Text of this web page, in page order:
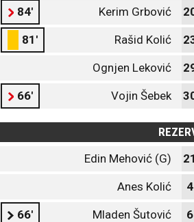
84' Kerim Grbović
81' Rašid Kolić
Ognjen Leković
66' Vojin Šebek
Edin Mehović (G)
21
Anes Kolić 4
66' Mladen Šutović 6